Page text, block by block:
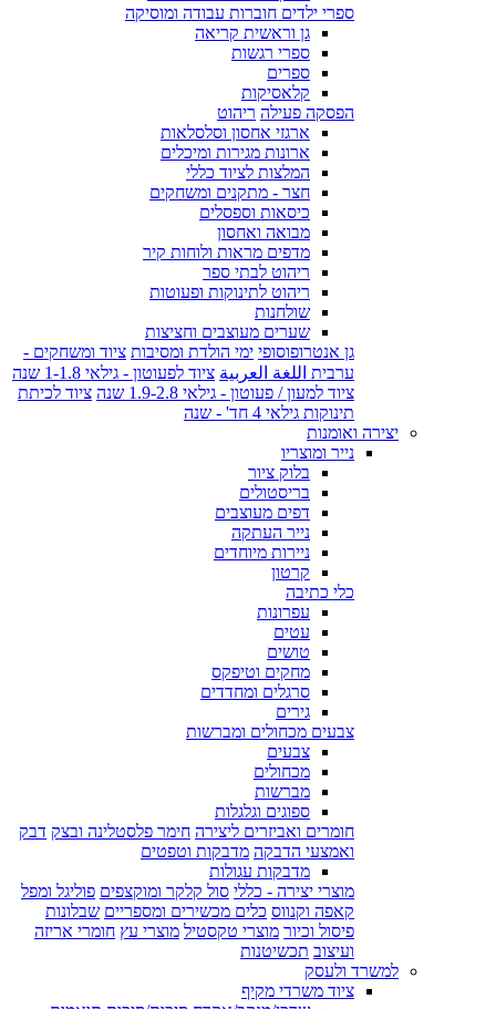
ספרי ילדים חוברות עבודה ומוסיקה
גן וראשית קריאה
ספרי רגשות
ספרים
קלאסיקות
הפסקה פעילה ריהוט
ארגזי אחסון וסלסלאות
ארונות מגירות ומיכלים
המלצות לציוד כללי
חצר - מתקנים ומשחקים
כיסאות וספסלים
מבואה ואחסון
מדפים מראות ולוחות קיר
ריהוט לבתי ספר
ריהוט לתינוקות ופעוטות
שולחנות
שערים מעוצבים וחציצות
גן אנטרופוסופי ימי הולדת ומסיבות ציוד ומשחקים -
ערבית اللغة العربية ציוד לפעוטון - גילאי 1-1.8 שנה
ציוד למעון / פעוטון - גילאי 1.9-2.8 שנה
ציוד לכיתת
תינוקות גילאי 4 חד' - שנה
יצירה ואומנות
נייר ומוצריו
בלוק ציור
בריסטולים
דפים מעוצבים
נייר העתקה
ניירות מיוחדים
קרטון
כלי כתיבה
עפרונות
עטים
טושים
מחקים וטיפקס
סרגלים ומחדדים
גירים
צבעים מכחולים ומברשות
צבעים
מכחולים
מברשות
ספוגים וגלגלות
חומרים ואביזרים ליצירה חימר פלסטלינה ובצק דבק
ואמצעי הדבקה מדבקות וטפטים
מדבקות עגולות
מוצרי יצירה - כללי סול קלקר ומוקצפים פוליגל ומפל
קאפה וקנווס כלים מכשירים ומספריים שבלונות
פיסול וכיור מוצרי טקסטיל מוצרי עץ חומרי אריזה
ועיצוב תכשיטנות
למשרד ולעסק
ציוד משרדי מקיף